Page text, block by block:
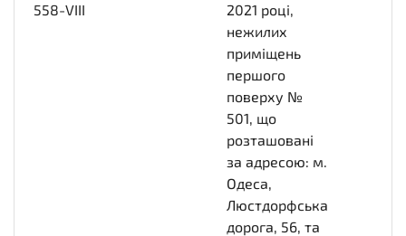
558-VIII
2021 році,
нежилих
приміщень
першого
поверху №
501, що
розташовані
за адресою: м.
Одеса,
Люстдорфська
дорога, 56, та